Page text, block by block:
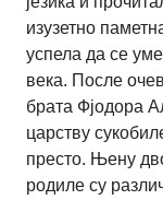
изузетно
успела да се
века. После
брата Фјодора
царству
престо. Њену
родиле су